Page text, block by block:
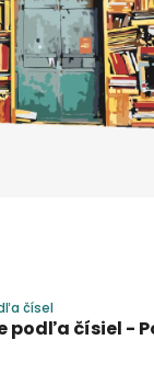
čísel
podľa čísiel -